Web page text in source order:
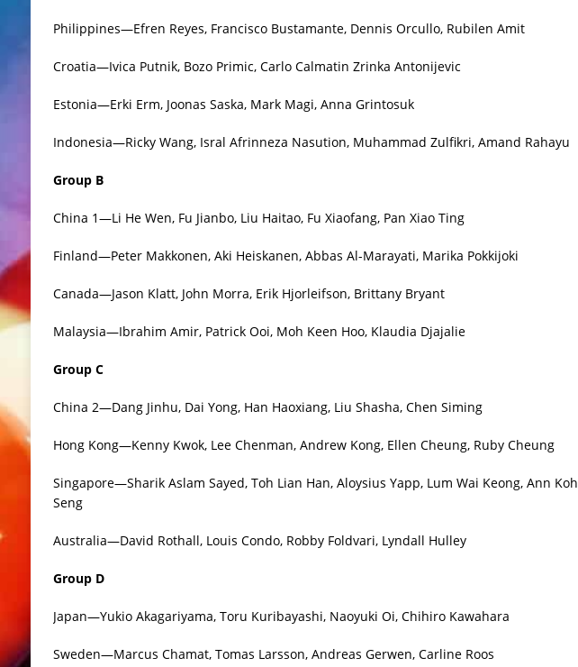
Philippines—Efren Reyes, Francisco Bustamante, Dennis Orcullo, Rubilen Amit
Croatia—Ivica Putnik, Bozo Primic, Carlo Calmatin Zrinka Antonijevic
Estonia—Erki Erm, Joonas Saska, Mark Magi, Anna Grintosuk
Indonesia—Ricky Wang, Isral Afrinneza Nasution, Muhammad Zulfikri, Amand Rahayu
Group B
China 1—Li He Wen, Fu Jianbo, Liu Haitao, Fu Xiaofang, Pan Xiao Ting
Finland—Peter Makkonen, Aki Heiskanen, Abbas Al-Marayati, Marika Pokkijoki
Canada—Jason Klatt, John Morra, Erik Hjorleifson, Brittany Bryant
Malaysia—Ibrahim Amir, Patrick Ooi, Moh Keen Hoo, Klaudia Djajalie
Group C
China 2—Dang Jinhu, Dai Yong, Han Haoxiang, Liu Shasha, Chen Siming
Hong Kong—Kenny Kwok, Lee Chenman, Andrew Kong, Ellen Cheung, Ruby Cheung
Singapore—Sharik Aslam Sayed, Toh Lian Han, Aloysius Yapp, Lum Wai Keong, Ann Koh
Seng
Australia—David Rothall, Louis Condo, Robby Foldvari, Lyndall Hulley
Group D
Japan—Yukio Akagariyama, Toru Kuribayashi, Naoyuki Oi, Chihiro Kawahara
Sweden—Marcus Chamat, Tomas Larsson, Andreas Gerwen, Carline Roos